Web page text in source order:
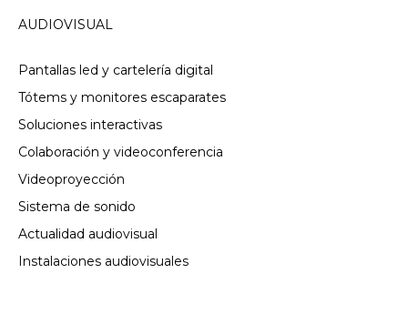
AUDIOVISUAL
Pantallas led y cartelería digital
Tótems y monitores escaparates
Soluciones interactivas
Colaboración y videoconferencia
Videoproyección
Sistema de sonido
Actualidad audiovisual
Instalaciones audiovisuales